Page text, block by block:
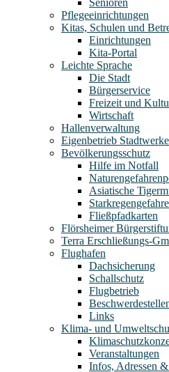
Pflegeeinrichtungen
Kitas, Schulen und
Einrichtungen
Kita-Portal
Leichte Sprache
Die Stadt
Bürgerservice
Freizeit und
Wirtschaft
Hallenverwaltung
Eigenbetrieb Stadtwerke
Bevölkerungsschutz
Hilfe im Notfall
Asiatische
Fließpfadkarten
Flörsheimer
Terra Erschließungs-
Flughafen
Dachsicherung
Schallschutz
Flugbetrieb
Links
Klima- und
Veranstaltungen
Infos, Adressen